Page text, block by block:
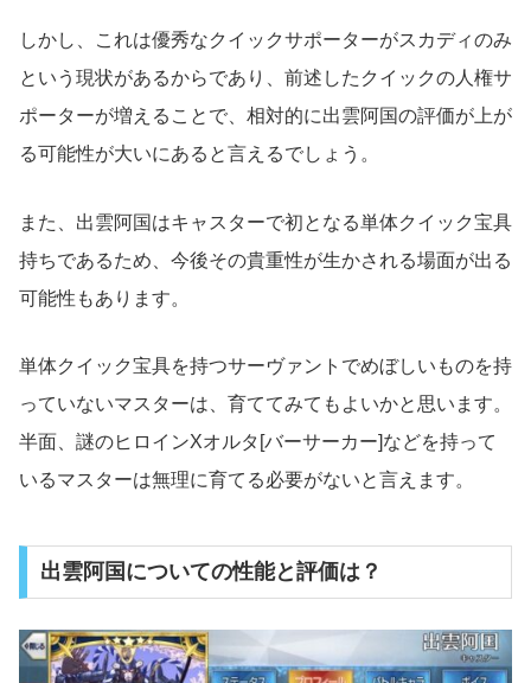
しかし、これは優秀なクイックサポーターがスカディのみ
という現状があるからであり、前述したクイックの人権サ
ポーターが増えることで、相対的に出雲阿国の評価が上が
る可能性が大いにあると言えるでしょう。
また、出雲阿国はキャスターで初となる単体クイック宝具
持ちであるため、今後その貴重性が生かされる場面が出る
可能性もあります。
単体クイック宝具を持つサーヴァントでめぼしいものを持
っていないマスターは、育ててみてもよいかと思います。
半面、謎のヒロインXオルタ[バーサーカー]などを持って
いるマスターは無理に育てる必要がないと言えます。
出雲阿国についての性能と評価は？